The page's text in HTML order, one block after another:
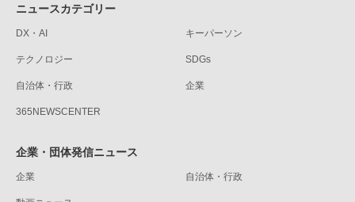
ニュースカテゴリー
DX・AI キーパーソン
テクノロジー SDGs
自治体・行政 企業
365NEWSCENTER
企業・団体発信ニュース
企業 自治体・行政